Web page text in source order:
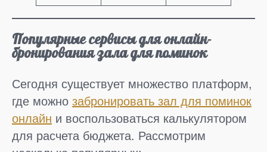
Популярные сервисы для онлайн-
бронирования зала для поминок
Сегодня существует множество платформ,
где можно забронировать зал для поминок
онлайн и воспользоваться калькулятором
для расчета бюджета. Рассмотрим